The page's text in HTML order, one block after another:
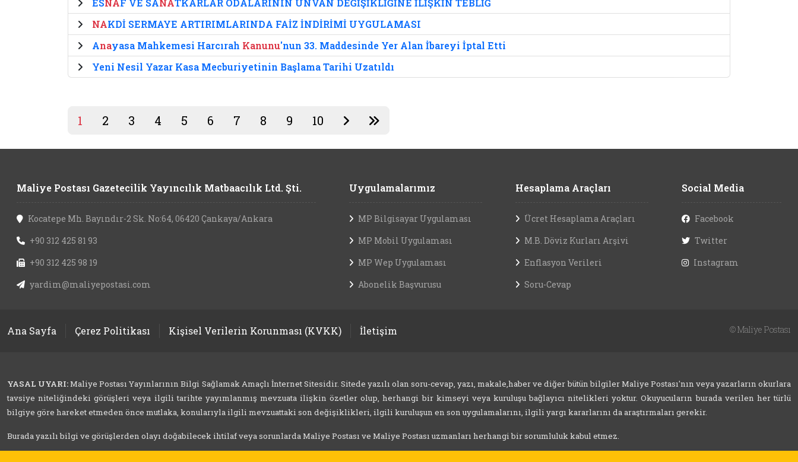
NAKDİ SERMAYE ARTIRIMLARINDA FAİZ İNDİRİMİ UYGULAMASI
Anayasa Mahkemesi Harcırah Kanunu'nun 33. Maddesinde Yer Alan İbareyi İptal Etti
Yeni Nesil Yazar Kasa Mecburiyetinin Başlama Tarihi Uzatıldı
1 2 3 4 5 6 7 8 9 10
Maliye Postası Gazetecilik Yayıncılık Matbaacılık Ltd. Şti.
Kocatepe Mh. Bayındır-2 Sk. No:64, 06420 Çankaya/Ankara
+90 312 425 81 93
+90 312 425 98 19
yardim@maliyepostasi.com
Uygulamalarımız
MP Bilgisayar Uygulaması
MP Mobil Uygulaması
MP Wep Uygulaması
Abonelik Başvurusu
Hesaplama Araçları
Ücret Hesaplama Araçları
M.B. Döviz Kurları Arşivi
Enflasyon Verileri
Soru-Cevap
Social Media
Facebook
Twitter
Instagram
Ana Sayfa Çerez Politikası Kişisel Verilerin Korunması (KVKK) İletişim ©Maliye Postası
YASAL UYARI:Maliye Postası Yayınlarının Bilgi Sağlamak Amaçlı İnternet Sitesidir. Sitede yazılı olan soru-cevap, yazı, makale,haber ve diğer bütün bilgiler Maliye Postası'nın veya yazarların okurlara
tavsiye niteliğindeki görüşleri veya ilgili tarihte yayımlanmış mevzuata ilişkin özetler olup, herhangi bir kimseyi veya kuruluşu bağlayıcı nitelikleri yoktur. Okuyucuların burada verilen her türlü
bilgiye göre hareket etmeden önce mutlaka, konularıyla ilgili mevzuattaki son değişiklikleri, ilgili kuruluşun en son uygulamalarını, ilgili yargı kararlarını da araştırmaları gerekir.
Burada yazılı bilgi ve görüşlerden olayı doğabilecek ihtilaf veya sorunlarda Maliye Postası ve Maliye Postası uzmanları herhangi bir sorumluluk kabul etmez.